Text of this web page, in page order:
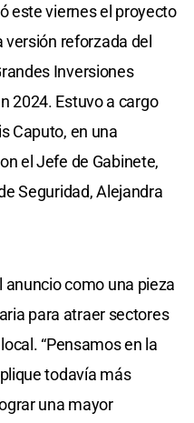
este viernes el proyecto
versión reforzada del
Inversiones
2024. Estuvo a cargo
Caputo, en una
el Jefe de Gabinete,
Seguridad, Alejandra
anuncio como una pieza
para atraer sectores
“Pensamos en la
todavía más
una mayor